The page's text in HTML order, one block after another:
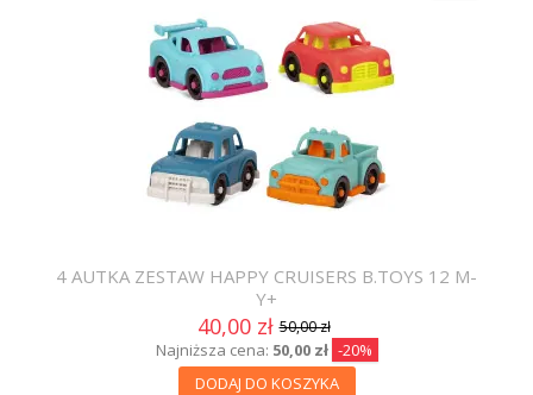
4 AUTKA ZESTAW HAPPY CRUISERS B.TOYS 12 M-
Y+
40,00 zł50,00 zł
Najniższa cena: 50,00 zł -20%
DODAJ DO KOSZYKA